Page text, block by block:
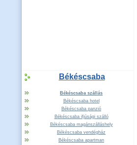
Békéscsaba
Békéscsaba szállás
Békéscsaba hotel
Békéscsaba panzió
Békéscsaba ifjúsági szálló
Békéscsaba magánszálláshely
Békéscsaba vendégház
Békéscsaba apartman